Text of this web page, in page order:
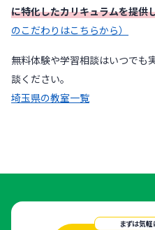
に特化したカリキュラムを提供
のこだわりはこちらから）
無料体験や学習相談はいつでも
談ください。
埼玉県の教室一覧
まずは気